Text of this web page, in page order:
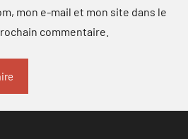
mon e-mail et mon site dans le
commentaire.